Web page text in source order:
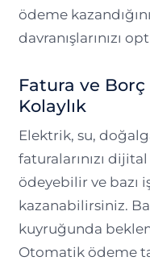
ödeme
davranışlarınızı
Fatura ve
Kolaylık
Elektrik, su,
faturalarınızı
ödeyebilir ve bazı
kazanabilirsiniz.
kuyruğunda
Otomatik ödeme